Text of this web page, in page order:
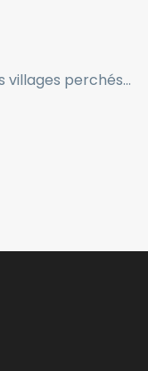
villages perchés…